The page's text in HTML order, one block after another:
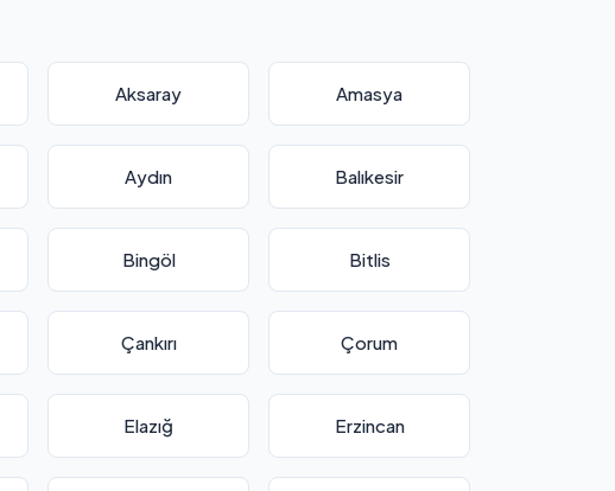
Aksaray Amasya
Aydın Balıkesir
Bingöl Bitlis
Çankırı Çorum
Elazığ Erzincan